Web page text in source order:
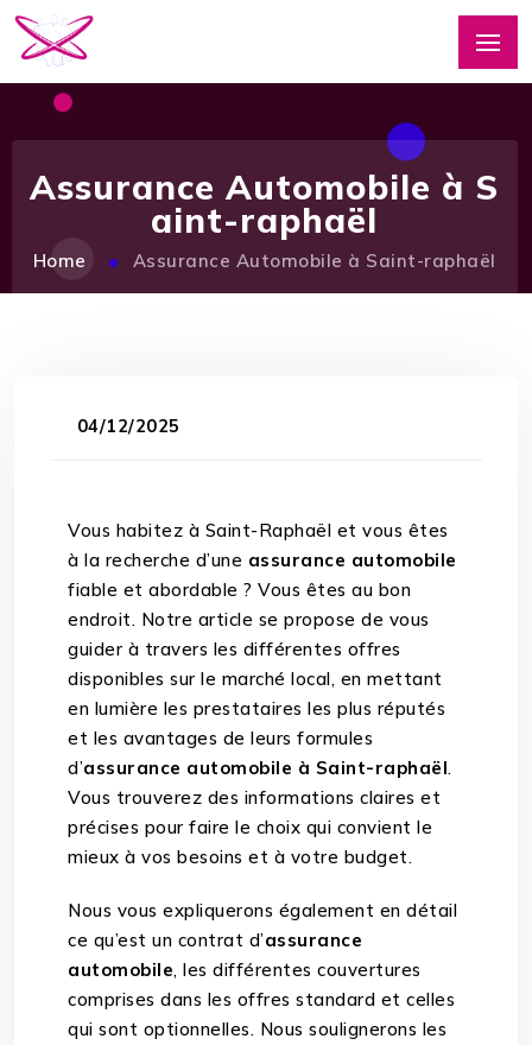
Assurance Automobile à S
aint-raphaël
Home Assurance Automobile à Saint-raphaël
04/12/2025
Vous habitez à Saint-Raphaël et vous êtes
à la recherche d’une assurance automobile
fiable et abordable ? Vous êtes au bon
endroit. Notre article se propose de vous
guider à travers les différentes offres
disponibles sur le marché local, en mettant
en lumière les prestataires les plus réputés
et les avantages de leurs formules
d’assurance automobile à Saint-raphaël.
Vous trouverez des informations claires et
précises pour faire le choix qui convient le
mieux à vos besoins et à votre budget.
Nous vous expliquerons également en détail
ce qu’est un contrat d’assurance
automobile, les différentes couvertures
comprises dans les offres standard et celles
qui sont optionnelles. Nous soulignerons les